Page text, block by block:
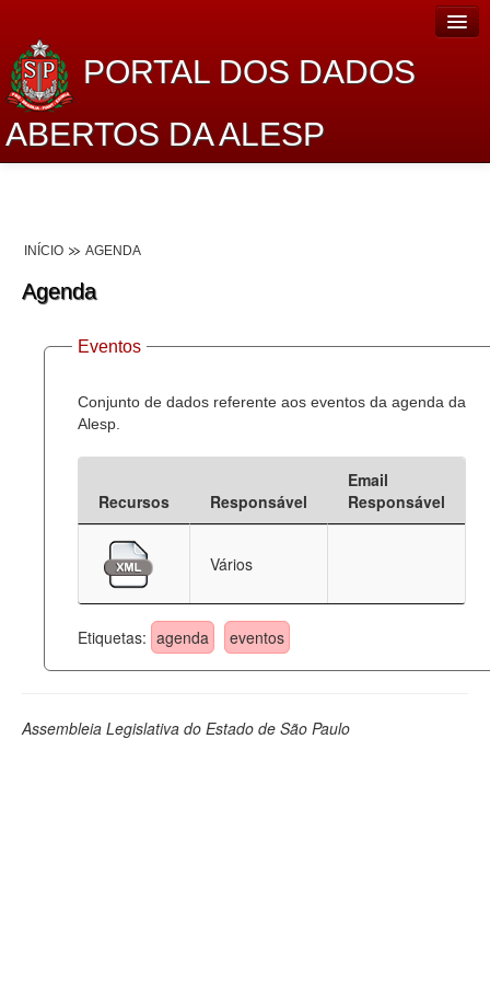
PORTAL DOS DADOS
ABERTOS DA ALESP
Lei de Acesso à Informação
Dados Governamentais Abertos
Planejamento
Catálogo de dados
Deputados Estaduais
Administração
Legislação
INÍCIO AGENDA
Agenda
Eventos
Conjunto de dados referente aos eventos da agenda da
Alesp.
Recursos Responsável
Email
Responsável
Vários
Etiquetas: agenda eventos
Assembleia Legislativa do Estado de São Paulo